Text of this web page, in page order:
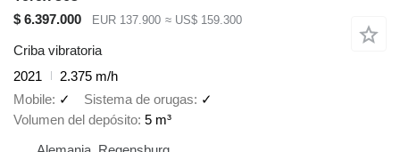
$ 6.397.000
EUR 137.900 ≈ US$ 159.300
Criba vibratoria
2021
2.375 m/h
Mobile ✓ Sistema de orugas
✓
Volumen del depósito 5 m³